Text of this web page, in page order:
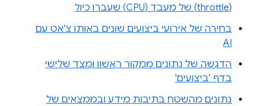
(throttle) של מעבד (CPU) שעברו כיול
בחירה של אירועי ביצועים שונים באותו צ'אט עם
AI
הדגשה של נתונים ממקור ראשון ומצד שלישי
בדף 'ביצועים'
נתונים מהשטח בתיבות מידע ובממצאים של